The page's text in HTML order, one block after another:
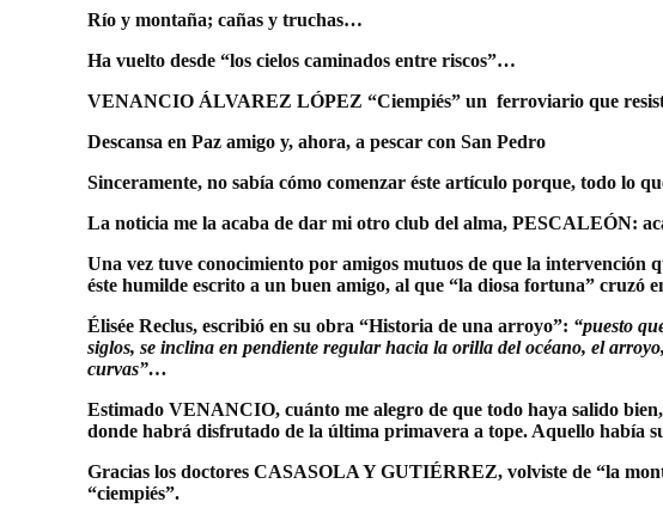
Río y montaña; cañas y truchas…
Ha vuelto desde “los cielos caminados entre riscos”…
VENANCIO ÁLVAREZ LÓPEZ “Ciempiés” un ferroviario que
Descansa en Paz amigo y, ahora, a pescar con San Pedro
Sinceramente, no sabía cómo comenzar éste artículo porque, todo lo
La noticia me la acaba de dar mi otro club del alma, PESCALEÓN:
Una vez tuve conocimiento por amigos mutuos de que la
éste humilde escrito a un buen amigo, al que “la diosa fortuna” cruzó
Élisée Reclus, escribió en su obra “Historia de una arroyo”: “puesto
siglos, se inclina en pendiente regular hacia la orilla del océano, el
curvas”…
Estimado VENANCIO, cuánto me alegro de que todo haya salido
donde habrá disfrutado de la última primavera a tope. Aquello había
Gracias los doctores CASASOLA Y GUTIÉRREZ, volviste de “la
“ciempiés”.